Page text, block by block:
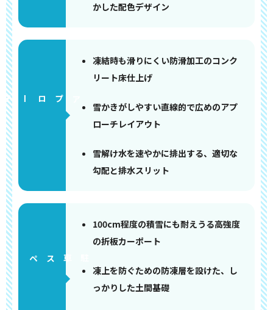
かした配色デザイン
アプローチ
凍結時も滑りにくい防滑加工のコンク
リート床仕上げ
雪かきがしやすい直線的で広めのアプ
ローチレイアウト
雪解け水を速やかに排出する、適切な
勾配と排水スリット
100cm程度の積雪にも耐えうる高強度
の折板カーポート
凍上を防ぐための防凍層を設けた、し
っかりした土間基礎